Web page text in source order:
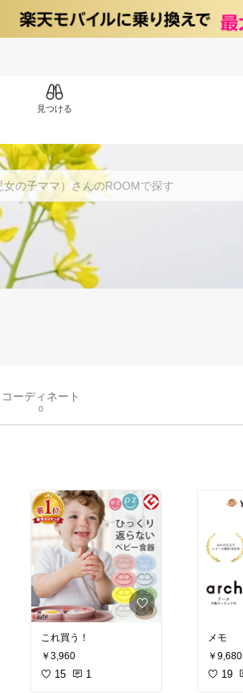
見つける
コーディネート
0
これ買う！
￥3,960
15 1
メモ
￥9,680
19